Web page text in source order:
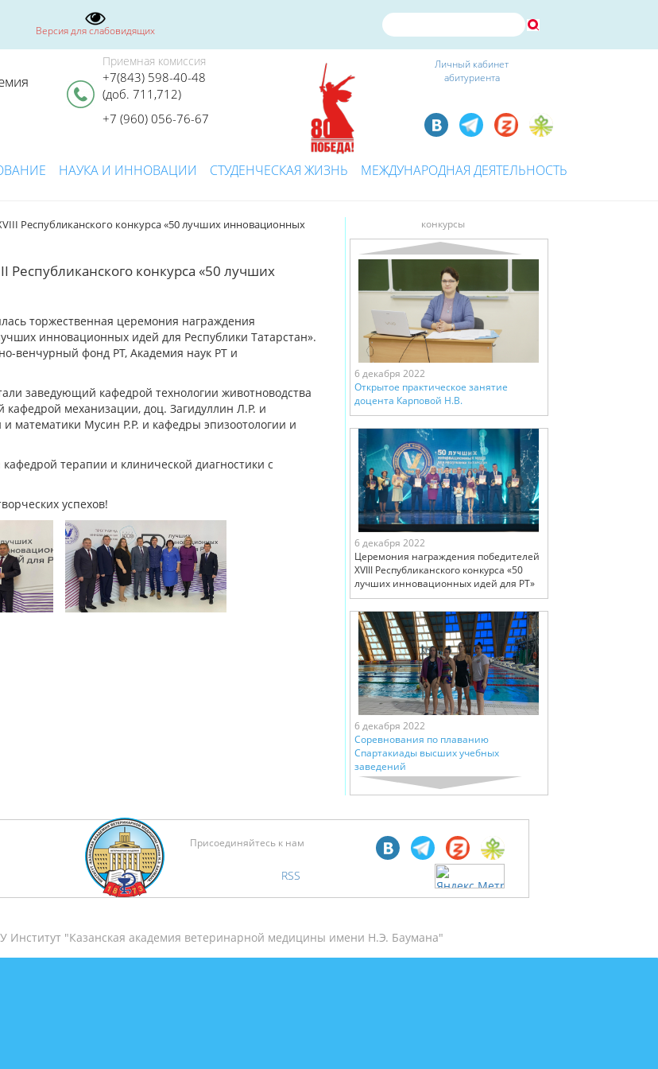
Версия для слабовидящих
Приемная комиссия
+7(843) 598-40-48
(доб. 711,712)
+7 (960) 056-76-67
Личный кабинет
абитуриента
НАУКА И ИННОВАЦИИ СТУДЕНЧЕСКАЯ ЖИЗНЬ МЕЖДУНАРОДНАЯ ДЕЯТЕЛЬНОСТЬ
Республиканского конкурса «50 лучших инновационных
конкурса «50 лучших
торжественная церемония награждения
инновационных идей для Республики Татарстан».
венчурный фонд РТ, Академия наук РТ и
заведующий кафедрой технологии животноводства
механизации, доц. Загидуллин Л.Р. и
математики Мусин Р.Р. и кафедры эпизоотологии и
терапии и клинической диагностики с
успехов!
конкурсы
6 декабря 2022
Открытое практическое занятие
доцента Карповой Н.В.
6 декабря 2022
Церемония награждения победителей
XVIII Республиканского конкурса «50
лучших инновационных идей для РТ»
6 декабря 2022
Соревнования по плаванию
Спартакиады высших учебных
заведений
Присоединяйтесь к нам
RSS
Институт "Казанская академия ветеринарной медицины имени Н.Э. Баумана"